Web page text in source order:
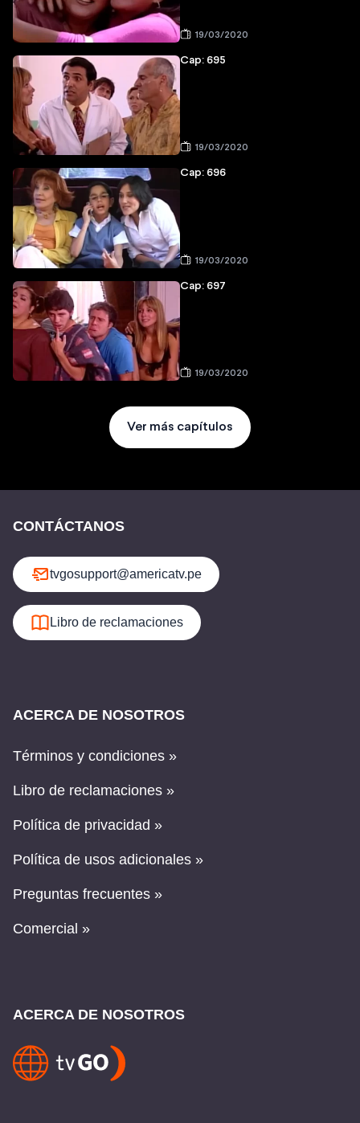
19/03/2020
Cap: 695
19/03/2020
Cap: 696
19/03/2020
Cap: 697
19/03/2020
Ver más capítulos
CONTÁCTANOS
tvgosupport@americatv.pe
Libro de reclamaciones
ACERCA DE NOSOTROS
Términos y condiciones »
Libro de reclamaciones »
Política de privacidad »
Política de usos adicionales »
Preguntas frecuentes »
Comercial »
ACERCA DE NOSOTROS